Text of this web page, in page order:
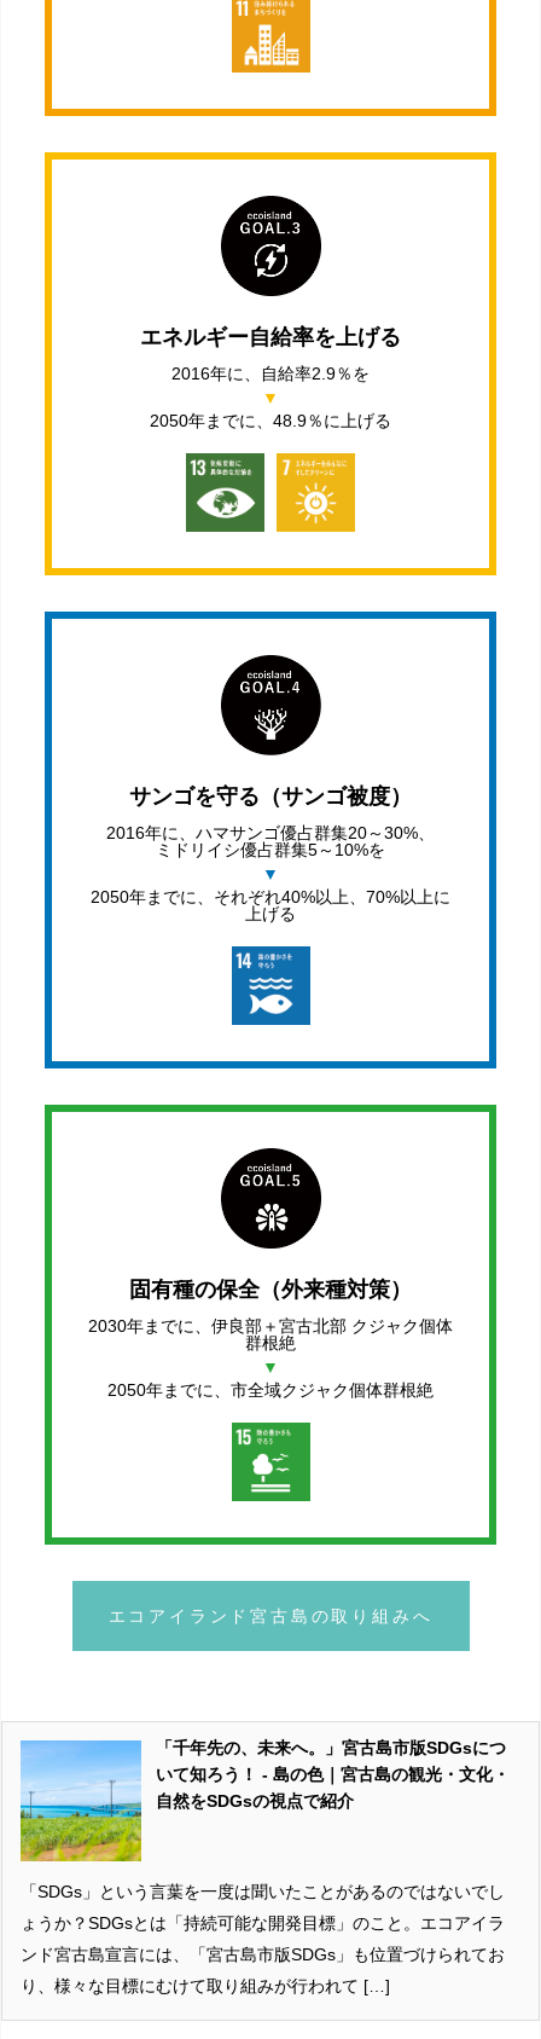
エネルギー自給率を上げる
2016年に、自給率2.9％を
2050年までに、48.9％に上げる
サンゴを守る（サンゴ被度）
2016年に、ハマサンゴ優占群集20～30%、
ミドリイシ優占群集5～10%を
2050年までに、それぞれ40%以上、70%以上に
上げる
固有種の保全（外来種対策）
2030年までに、伊良部＋宮古北部 クジャク個体
群根絶
2050年までに、市全域クジャク個体群根絶
エコアイランド宮古島の取り組みへ
「千年先の、未来へ。」宮古島市版SDGsにつ
いて知ろう！ - 島の色｜宮古島の観光・文化・
自然をSDGsの視点で紹介
「SDGs」という言葉を一度は聞いたことがあるのではないでし
ょうか？SDGsとは「持続可能な開発目標」のこと。エコアイラ
ンド宮古島宣言には、「宮古島市版SDGs」も位置づけられてお
り、様々な目標にむけて取り組みが行われて […]